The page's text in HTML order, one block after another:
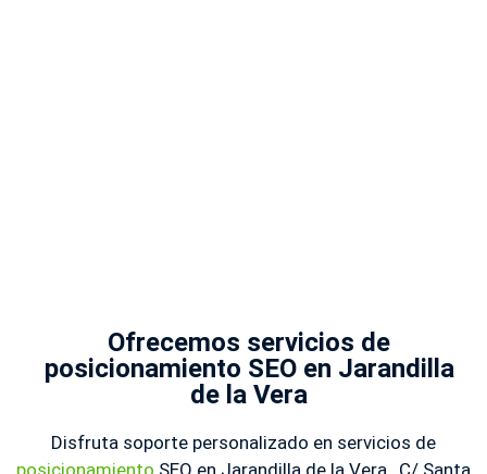
Ofrecemos servicios de
posicionamiento SEO en Jarandilla
de la Vera
Disfruta soporte personalizado en servicios de
posicionamiento SEO en Jarandilla de la Vera , C/ Santa